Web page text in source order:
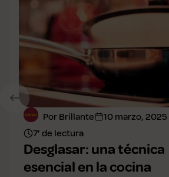
Por Brillante
10 marzo, 2025
7' de lectura
Desglasar: una técnica
esencial en la cocina